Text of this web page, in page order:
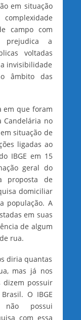
em situação
campo com
prejudica a
voltadas
invisibilidade
âmbito das
em que foram
Candelária no
situação de
ligadas ao
IBGE em 15
geral do
proposta de
domiciliar
população. A
em suas
de algum
rua.
diria quantas
mas já nos
possuir
O IBGE
não possui
com essa